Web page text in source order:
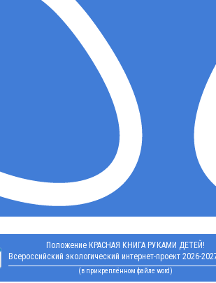
Положение КРАСНАЯ КНИГА РУКАМИ ДЕТЕЙ!
Всероссийский экологический интернет-проект 2026-
(в прикреплённом файле word)